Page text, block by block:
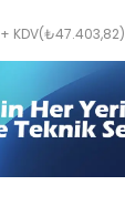
+ KDV(₺47.403,82)